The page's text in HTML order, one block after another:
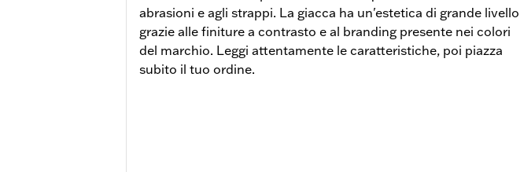
abrasioni e agli strappi. La giacca ha un'estetica di grande livello
grazie alle finiture a contrasto e al branding presente nei colori
del marchio. Leggi attentamente le caratteristiche, poi piazza
subito il tuo ordine.